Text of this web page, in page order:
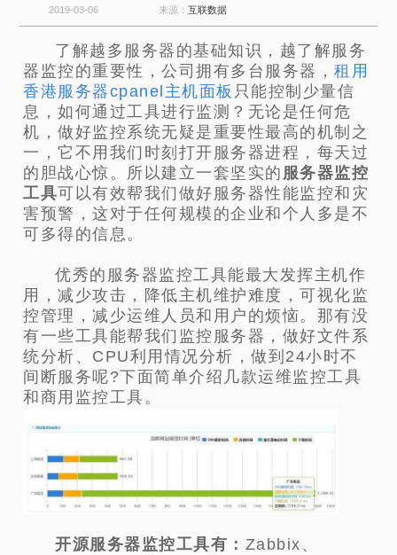
2019-03-06 来源： 互联数据
了解越多服务器的基础知识，越了解服务
器监控的重要性，公司拥有多台服务器，租用
香港服务器cpanel主机面板 只能控制少量信
息，如何通过工具进行监测？无论是任何危
机，做好监控系统无疑是重要性最高的机制之
一，它不用我们时刻打开服务器进程，每天过
的胆战心惊。所以建立一套坚实的 服务器监控
工具可以有效帮我们做好服务器性能监控和灾
害预警，这对于任何规模的企业和个人多是不
可多得的信息。
优秀的服务器监控工具能最大发挥主机作
用，减少攻击，降低主机维护难度，可视化监
控管理，减少运维人员和用户的烦恼。那有没
有一些工具能帮我们监控服务器，做好文件系
统分析、CPU利用情况分析，做到24小时不
间断服务呢?下面简单介绍几款运维监控工具
和商用监控工具。
开源服务器监控工具有： Zabbix、